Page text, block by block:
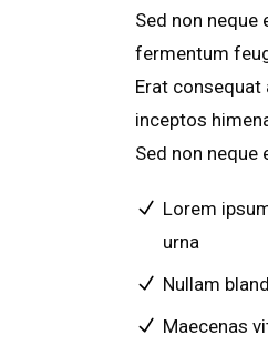
Sed non
fermentum
Erat
inceptos
Sed non
Lorem
urna
Nullam
Maecenas